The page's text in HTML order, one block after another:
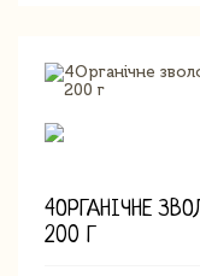
4ОРГАНІЧНЕ
200 Г